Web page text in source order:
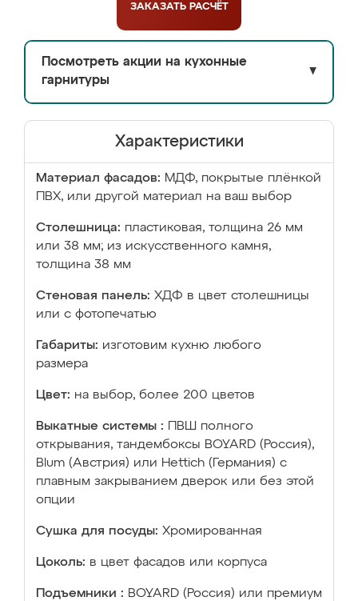
ЗАКАЗАТЬ РАСЧЁТ
Посмотреть акции на кухонные
гарнитуры
▼
Характеристики
Материал фасадов: МДФ, покрытые плёнкой
ПВХ, или другой материал на ваш выбор
Столешница: пластиковая, толщина 26 мм
или 38 мм; из искусственного камня,
толщина 38 мм
Стеновая панель: ХДФ в цвет столешницы
или с фотопечатью
Габариты: изготовим кухню любого
размера
Цвет: на выбор, более 200 цветов
Выкатные системы :
ПВШ полного
открывания, тандембоксы BOYARD (Россия),
Blum (Австрия) или Hettich (Германия) с
плавным закрыванием дверок или без этой
опции
Сушка для посуды: Хромированная
Цоколь: в цвет фасадов или корпуса
Подъемники : BOYARD (Россия) или премиум